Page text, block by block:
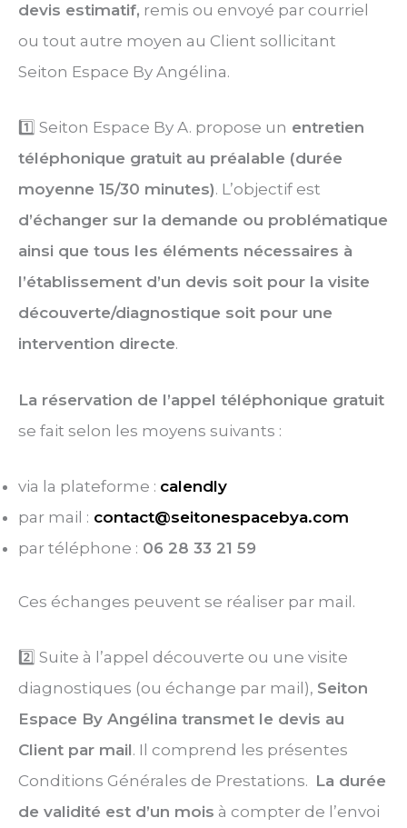
devis estimatif, remis ou envoyé par courriel
ou tout autre moyen au Client sollicitant
Seiton Espace By Angélina.
1️⃣ Seiton Espace By A. propose un entretien
téléphonique gratuit au préalable (durée
moyenne 15/30 minutes). L’objectif est
d’échanger sur la demande ou problématique
ainsi que tous les éléments nécessaires à
l’établissement d’un devis soit pour la visite
découverte/diagnostique soit pour une
intervention directe.
La réservation de l’appel téléphonique gratuit
se fait selon les moyens suivants :
via la plateforme : calendly
par mail : contact@seitonespacebya.com
par téléphone : 06 28 33 21 59
Ces échanges peuvent se réaliser par mail.
2️⃣ Suite à l’appel découverte ou une visite
diagnostiques (ou échange par mail), Seiton
Espace By Angélina transmet le devis au
Client par mail. Il comprend les présentes
Conditions Générales de Prestations. La durée
de validité est d’un mois à compter de l’envoi